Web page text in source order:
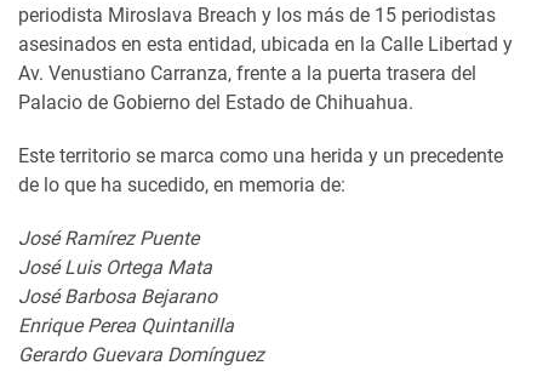
periodista Miroslava Breach y los más de 15 periodistas
asesinados en esta entidad, ubicada en la Calle Libertad y
Av. Venustiano Carranza, frente a la puerta trasera del
Palacio de Gobierno del Estado de Chihuahua.
Este territorio se marca como una herida y un precedente
de lo que ha sucedido, en memoria de:
José Ramírez Puente
José Luis Ortega Mata
José Barbosa Bejarano
Enrique Perea Quintanilla
Gerardo Guevara Domínguez